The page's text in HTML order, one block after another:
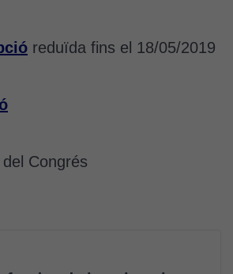
reduïda fins el 18/05/2019
del Congrés